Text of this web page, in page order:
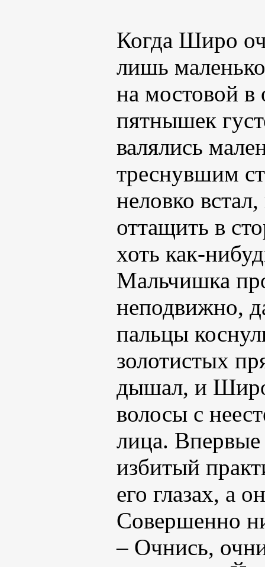
Когда Широ
лишь
на мостовой
пятнышек
валялись
треснувшим
неловко
оттащить в
хоть как-
Мальчишка
неподвижно,
пальцы
золотистых
дышал, и Широ
волосы с
лица. Впервые
избитый
его глазах, а
Совершенно
– Очнись,